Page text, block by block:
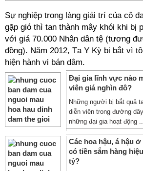
Sự nghiệp trong làng giải trí của cô
gặp gió thì tan thành mây khói khi bị
với giá 70.000 Nhân dân tệ (tương
đồng). Năm 2012, Tạ Y Kỳ bị bắt vì
hiện hành vi bán dâm.
Đại gia lĩnh vực nào
viên giá nghìn đô?
Những người bị bắt quả
diễn viên trong đường
những đại gia hoạt động
Các hoa hậu, á hậu
có tiền sắm hàng
tỷ?